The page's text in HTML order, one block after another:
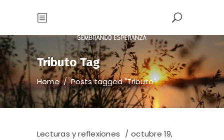
Tributo Tag
Home/Posts tagged "Tributo"
Lecturas y reflexiones
octubre 19,